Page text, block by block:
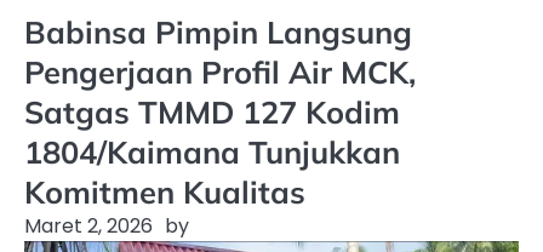
Babinsa Pimpin Langsung
Pengerjaan Profil Air MCK,
Satgas TMMD 127 Kodim
1804/Kaimana Tunjukkan
Komitmen Kualitas
Maret 2, 2026 by